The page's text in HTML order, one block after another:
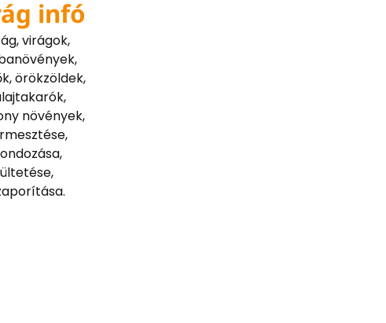
infó
virágok,
örökzöldek,
növények,
ültetése,